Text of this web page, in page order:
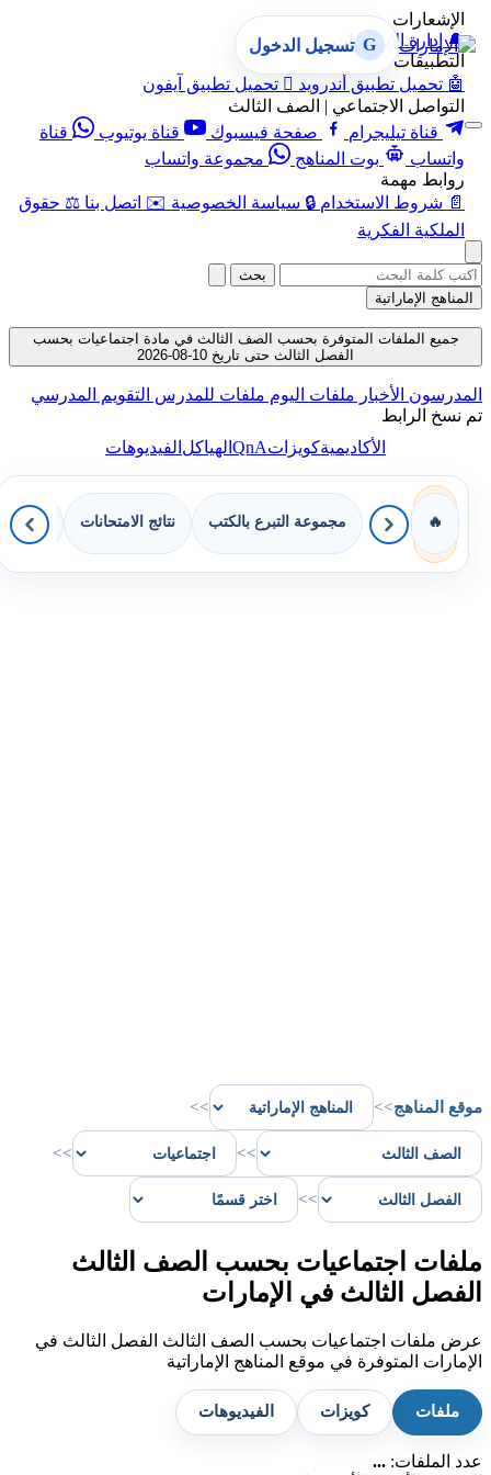
الإشعارات
🔔 إدارة الإشعارات
التطبيقات
🤖 تحميل تطبيق أندرويد  تحميل تطبيق آيفون
التواصل الاجتماعي | الصف الثالث
قناة تيليجرام
صفحة فيسبوك قناة يوتيوب
قناة
واتساب
بوت المناهج
مجموعة واتساب
روابط مهمة
📄 شروط الاستخدام 🔒 سياسة الخصوصية ✉️ اتصل بنا ⚖️ حقوق
الملكية الفكرية
G تسجيل الدخول
بحث
المناهج الإماراتية
جميع الملفات المتوفرة بحسب الصف الثالث في مادة اجتماعيات بحسب
الفصل الثالث حتى تاريخ 10-08-2026
المدرسون الأخبار ملفات اليوم ملفات للمدرس التقويم المدرسي
تم نسخ الرابط
الأكاديميةكويزاتQnAالهياكلالفيديوهات
🔥 مجموعة التبرع بالكتب نتائج الامتحانات
موقع المناهج>>
>>
>>
>>
>>
ملفات اجتماعيات بحسب الصف الثالث
الفصل الثالث في الإمارات
عرض ملفات اجتماعيات بحسب الصف الثالث الفصل الثالث في
الإمارات المتوفرة في موقع المناهج الإماراتية
ملفات كويزات الفيديوهات
عدد الملفات: ...